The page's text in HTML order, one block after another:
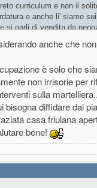
curriculum e non il
e anche li' siamo sui
si parli di vendita da
anche che
è solo che
non irrisorie per
sulla
bisogna diffidare dai
casa friulana
bene!